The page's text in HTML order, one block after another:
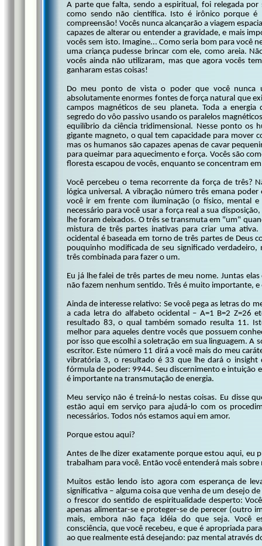
A parte que falta, sendo a espiritual, foi relegada por
como sendo não científica. Isto é irônico porque
compreensão! Vocês nunca alcançarão a viagem
capazes de alterar ou entender a gravidade, e mais
vocês sem isto. Imagine... Como seria bom para você
uma criança pudesse brincar com ele, como areia.
vocês ainda não utilizaram, mas que agora vocês
ganharam estas coisas!
Do meu ponto de vista o poder que você nunca
absolutamente enormes fontes de força natural que
campos magnéticos de seu planeta. Toda a
segredo do vôo passivo usando os paralelos
equilíbrio da ciência tridimensional. Nesse ponto os
gigante magneto, o qual tem capacidade para mover
mas os humanos são capazes apenas de cavar
para queimar para aquecimento e força. Vocês são
floresta escapou de vocês, enquanto se concentram
Você percebeu o tema recorrente da força de três?
lógica universal. A vibração número três emana
você ir em frente com iluminação (o físico, mental
necessário para você usar a força real a sua
lhe foram deixados. O três se transmuta em "um"
mistura de três partes inativas para criar uma
ocidental é baseada em torno de três partes de Deus
pouquinho modificada de seu significado
três combinada para fazer o um.
Eu já lhe falei de três partes de meu nome. Juntas
não fazem nenhum sentido. Três é muito importante,
Ainda de interesse relativo: Se você pega as letras do
a cada letra do alfabeto ocidental – A=1 B=2 Z=26
resultado 83, o qual também somado resulta 11.
melhor para aqueles dentre vocês que possuem
por isso que escolhi a soletração em sua linguagem.
escritor. Este número 11 dirá a você mais do meu
vibratória 3, o resultado é 33 que lhe dará o
fórmula de poder: 9944. Seu discernimento e intuição
é importante na transmutação de energia.
Meu serviço não é treiná-lo nestas coisas. Eu disse
estão aqui em serviço para ajudá-lo com os
necessários. Todos nós estamos aqui em amor.
Porque estou aqui?
Antes de lhe dizer exatamente porque estou aqui, eu
trabalham para você. Então você entenderá mais
Muitos estão lendo isto agora com esperança de
significativa – alguma coisa que venha de um desejo
o frescor do sentido de espiritualidade desperto:
apenas alimentar-se e proteger-se de perecer (outro
mais, embora não faça idéia do que seja. Você
consciência, que você recebeu, e que é apropriada
ao que realmente está desejando: paz mental através